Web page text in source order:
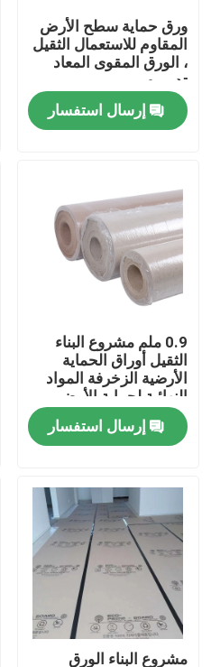
حول بنا
إتصال
ورق حماية الأرضيات
لفة حماية الأرضيات المؤقتة
ورق الكرافت لحماية الأرضيات
ورق تغليف أرضيات البناء
ورق طباعة كرتون
صفائح الأرضيات للماء
ورق حماية سطح الأرض
المقاوم للاستعمال الثقيل
، الورق المقوى المعاد
تدويره
إرسال استفسار
0.9 ملم مشروع البناء
الثقيل أوراق الحماية
الأرضية الزخرفة المواد
النهائية لحماية الأرض
إرسال استفسار
مشروع البناء الورق